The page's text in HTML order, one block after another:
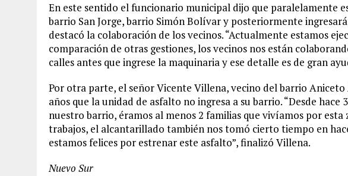
En este sentido el funcionario municipal dijo que paralelamente
barrio San Jorge, barrio Simón Bolívar y posteriormente
destacó la colaboración de los vecinos. “Actualmente estamos
comparación de otras gestiones, los vecinos nos están
calles antes que ingrese la maquinaria y ese detalle es de gran
Por otra parte, el señor Vicente Villena, vecino del barrio Aniceto
años que la unidad de asfalto no ingresa a su barrio. “Desde hace
nuestro barrio, éramos al menos 2 familias que vivíamos por esta
trabajos, el alcantarillado también nos tomó cierto tiempo en
estamos felices por estrenar este asfalto”, finalizó Villena.
Nuevo Sur